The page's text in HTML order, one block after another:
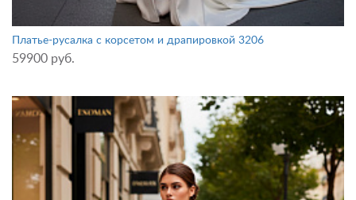
Платье-русалка с корсетом и драпировкой 3206
59900 руб.